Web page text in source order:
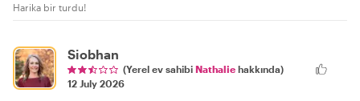
Harika bir turdu!
Siobhan
(Yerel ev sahibi Nathalie hakkında)
12 July 2026